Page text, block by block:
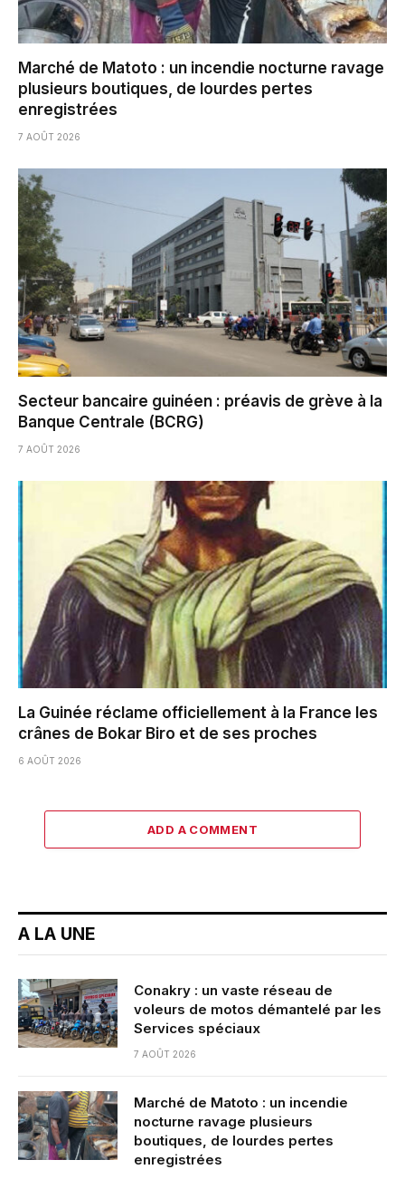
Marché de Matoto : un incendie nocturne ravage
plusieurs boutiques, de lourdes pertes
enregistrées
7 AOÛT 2026
Secteur bancaire guinéen : préavis de grève à la
Banque Centrale (BCRG)
7 AOÛT 2026
La Guinée réclame officiellement à la France les
crânes de Bokar Biro et de ses proches
6 AOÛT 2026
ADD A COMMENT
A LA UNE
Conakry : un vaste réseau de
voleurs de motos démantelé par les
Services spéciaux
7 AOÛT 2026
Marché de Matoto : un incendie
nocturne ravage plusieurs
boutiques, de lourdes pertes
enregistrées